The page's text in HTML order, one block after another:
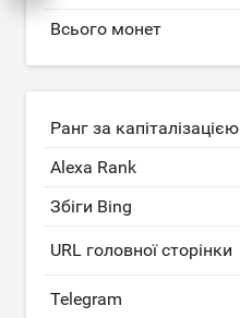
Всього монет
Ранг за капіталізацією
Alexa Rank
Збіги Bing
URL головної сторінки
Telegram